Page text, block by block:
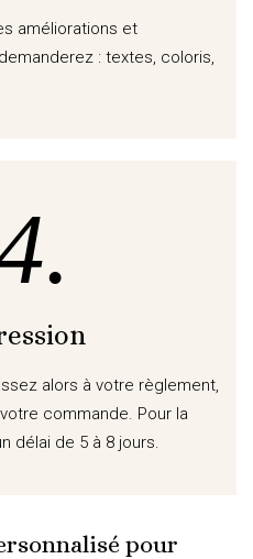
améliorations et
: textes, coloris,
alors à votre règlement,
commande. Pour la
délai de 5 à 8 jours.
pour